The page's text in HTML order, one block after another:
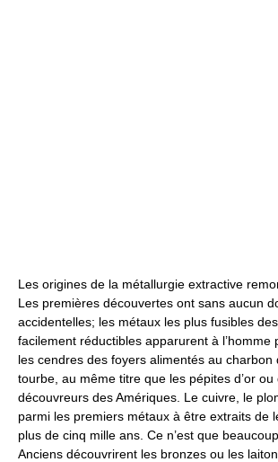
Les origines de la métallurgie extractive
Les premières découvertes ont sans aucun
accidentelles; les métaux les plus fusibles
facilement réductibles apparurent à l’homme
les cendres des foyers alimentés au charbon
tourbe, au même titre que les pépites d’or ou
découvreurs des Amériques. Le cuivre, le
parmi les premiers métaux à être extraits de
plus de cinq mille ans. Ce n’est que
Anciens découvrirent les bronzes ou les